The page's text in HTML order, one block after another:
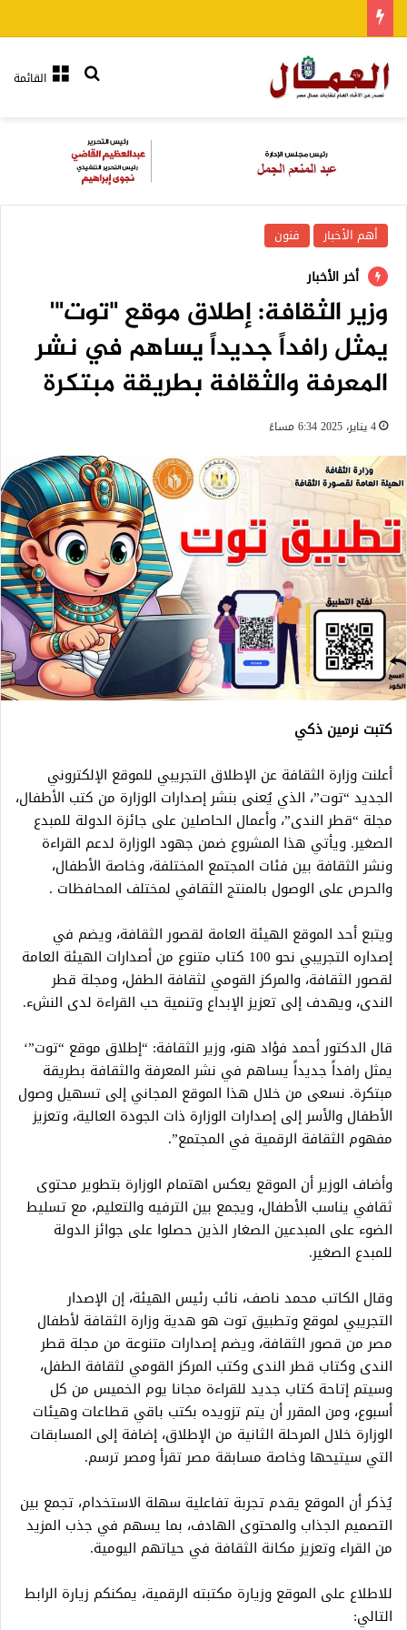
القائمةبحث عن
أهم الأخبار فنون
أخر الأخبار
وزير الثقافة: إطلاق موقع "توت"'
يمثل رافداً جديداً يساهم في نشر
المعرفة والثقافة بطريقة مبتكرة
4 يناير، 2025 6:34 مساءً
كتبت نرمين ذكي
أعلنت وزارة الثقافة عن الإطلاق التجريبي للموقع الإلكتروني
الجديد “توت”، الذي يُعنى بنشر إصدارات الوزارة من كتب الأطفال،
مجلة “قطر الندى”، وأعمال الحاصلين على جائزة الدولة للمبدع
الصغير. ويأتي هذا المشروع ضمن جهود الوزارة لدعم القراءة
ونشر الثقافة بين فئات المجتمع المختلفة، وخاصة الأطفال،
والحرص على الوصول بالمنتج الثقافي لمختلف المحافظات .
ويتبع أحد الموقع الهيئة العامة لقصور الثقافة، ويضم في
إصداره التجريبي نحو 100 كتاب متنوع من أصدارات الهيئة العامة
لقصور الثقافة، والمركز القومي لثقافة الطفل، ومجلة قطر
الندى، ويهدف إلى تعزيز الإبداع وتنمية حب القراءة لدى النشء.
قال الدكتور أحمد فؤاد هنو، وزير الثقافة: “إطلاق موقع “توت”‘
يمثل رافداً جديداً يساهم في نشر المعرفة والثقافة بطريقة
مبتكرة. نسعى من خلال هذا الموقع المجاني إلى تسهيل وصول
الأطفال والأسر إلى إصدارات الوزارة ذات الجودة العالية، وتعزيز
مفهوم الثقافة الرقمية في المجتمع”.
وأضاف الوزير أن الموقع يعكس اهتمام الوزارة بتطوير محتوى
ثقافي يناسب الأطفال، ويجمع بين الترفيه والتعليم، مع تسليط
الضوء على المبدعين الصغار الذين حصلوا على جوائز الدولة
للمبدع الصغير.
وقال الكاتب محمد ناصف، نائب رئيس الهيئة، إن الإصدار
التجريبي لموقع وتطبيق توت هو هدية وزارة الثقافة لأطفال
مصر من قصور الثقافة، ويضم إصدارات متنوعة من مجلة قطر
الندى وكتاب قطر الندى وكتب المركز القومي لثقافة الطفل،
وسيتم إتاحة كتاب جديد للقراءة مجانا يوم الخميس من كل
أسبوع، ومن المقرر أن يتم تزويده بكتب باقي قطاعات وهيئات
الوزارة خلال المرحلة الثانية من الإطلاق، إضافة إلى المسابقات
التي سيتيحها وخاصة مسابقة مصر تقرأ ومصر ترسم.
يُذكر أن الموقع يقدم تجربة تفاعلية سهلة الاستخدام، تجمع بين
التصميم الجذاب والمحتوى الهادف، بما يسهم في جذب المزيد
من القراء وتعزيز مكانة الثقافة في حياتهم اليومية.
للاطلاع على الموقع وزيارة مكتبته الرقمية، يمكنكم زيارة الرابط
التالي: